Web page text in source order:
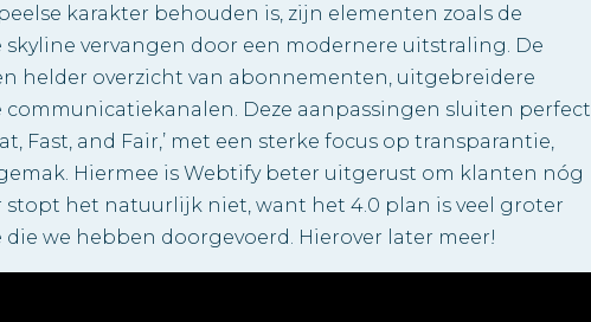
karakter behouden is, zijn elementen zoals de
vervangen door een modernere uitstraling. De
helder overzicht van abonnementen, uitgebreidere
Deze aanpassingen sluiten perfect
Fast, and Fair,’ met een sterke focus op transparantie,
Hiermee is Webtify beter uitgerust om klanten nóg
stopt het natuurlijk niet, want het 4.0 plan is veel groter
we hebben doorgevoerd. Hierover later meer!